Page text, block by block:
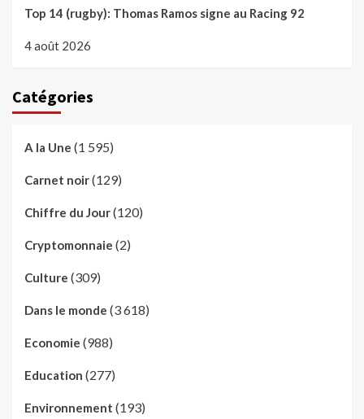
Top 14 (rugby): Thomas Ramos signe au Racing 92
4 août 2026
Catégories
A la Une (1 595)
Carnet noir(129)
Chiffre du Jour(120)
Cryptomonnaie (2)
Culture (309)
Dans le monde (3 618)
Economie (988)
Education (277)
Environnement (193)